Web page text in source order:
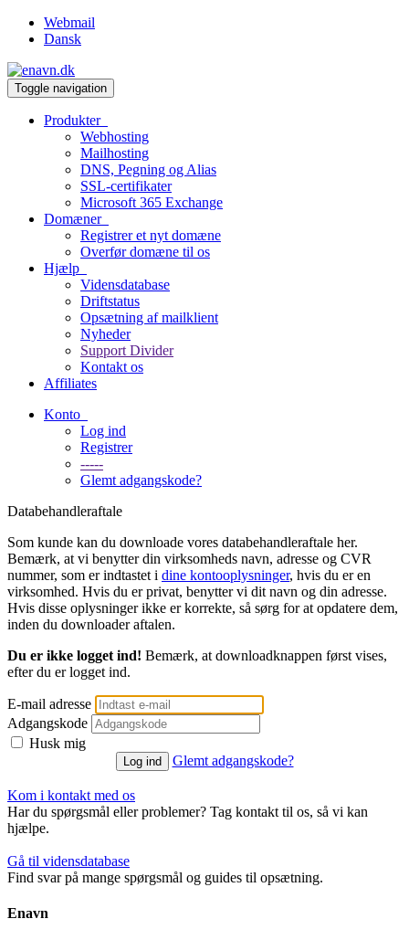
Webmail
Dansk
Toggle navigation
Produkter
Webhosting
Mailhosting
DNS, Pegning og Alias
SSL-certifikater
Microsoft 365 Exchange
Domæner
Registrer et nyt domæne
Overfør domæne til os
Hjælp
Vidensdatabase
Driftstatus
Opsætning af mailklient
Nyheder
Support Divider
Kontakt os
Affiliates
Konto
Log ind
Registrer
-----
Glemt adgangskode?
Databehandleraftale
Som kunde kan du downloade vores databehandleraftale her.
Bemærk, at vi benytter din virksomheds navn, adresse og CVR
nummer, som er indtastet i dine kontooplysninger, hvis du er en
virksomhed. Hvis du er privat, benytter vi dit navn og din adresse.
Hvis disse oplysninger ikke er korrekte, så sørg for at opdatere dem,
inden du downloader aftalen.
Du er ikke logget ind! Bemærk, at downloadknappen først vises,
efter du er logget ind.
E-mail adresse
Adgangskode
Husk mig
Glemt adgangskode?
Kom i kontakt med os
Har du spørgsmål eller problemer? Tag kontakt til os, så vi kan
hjælpe.
Gå til vidensdatabase
Find svar på mange spørgsmål og guides til opsætning.
Enavn